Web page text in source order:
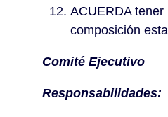
ACUERDA
composición
Comité Ejecutivo
Responsabilidades: